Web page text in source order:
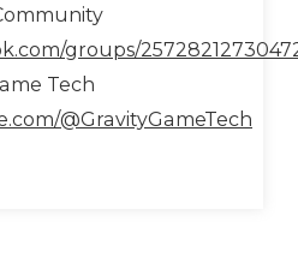
groups/
Tech
@GravityGameTech